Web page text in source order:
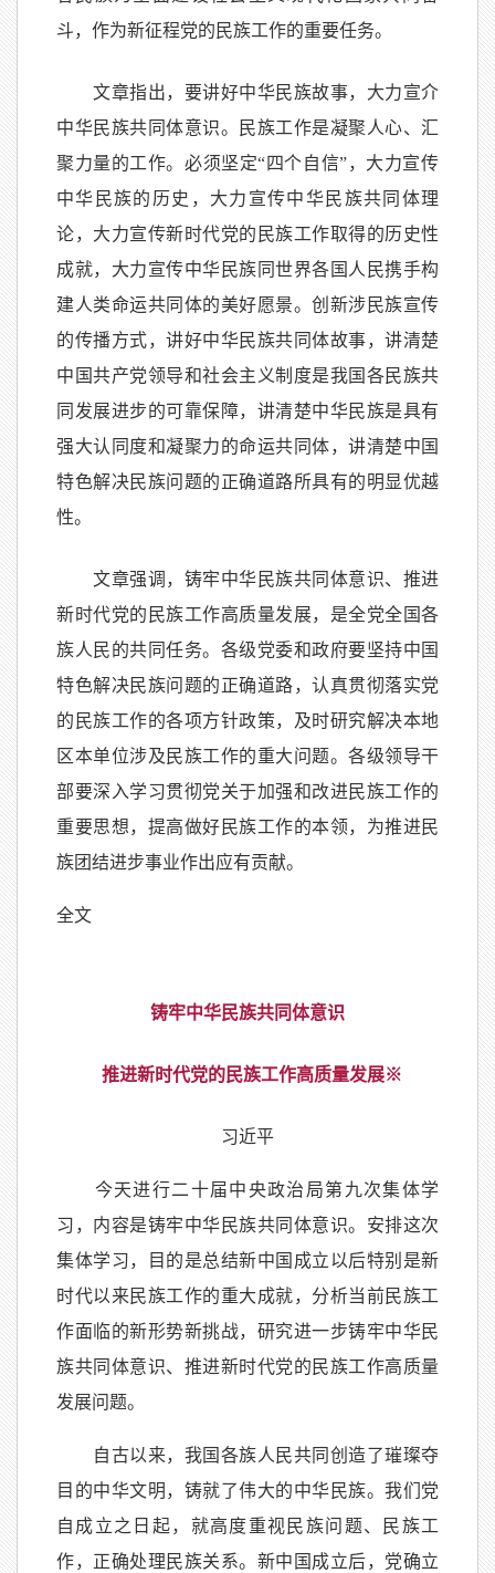
斗，作为新征程党的民族工作的重要任务。
文章指出，要讲好中华民族故事，大力宣介
中华民族共同体意识。民族工作是凝聚人心、汇
聚力量的工作。必须坚定“四个自信”，大力宣传
中华民族的历史，大力宣传中华民族共同体理
论，大力宣传新时代党的民族工作取得的历史性
成就，大力宣传中华民族同世界各国人民携手构
建人类命运共同体的美好愿景。创新涉民族宣传
的传播方式，讲好中华民族共同体故事，讲清楚
中国共产党领导和社会主义制度是我国各民族共
同发展进步的可靠保障，讲清楚中华民族是具有
强大认同度和凝聚力的命运共同体，讲清楚中国
特色解决民族问题的正确道路所具有的明显优越
性。
文章强调，铸牢中华民族共同体意识、推进
新时代党的民族工作高质量发展，是全党全国各
族人民的共同任务。各级党委和政府要坚持中国
特色解决民族问题的正确道路，认真贯彻落实党
的民族工作的各项方针政策，及时研究解决本地
区本单位涉及民族工作的重大问题。各级领导干
部要深入学习贯彻党关于加强和改进民族工作的
重要思想，提高做好民族工作的本领，为推进民
族团结进步事业作出应有贡献。
全文
铸牢中华民族共同体意识
推进新时代党的民族工作高质量发展※
习近平
今天进行二十届中央政治局第九次集体学
习，内容是铸牢中华民族共同体意识。安排这次
集体学习，目的是总结新中国成立以后特别是新
时代以来民族工作的重大成就，分析当前民族工
作面临的新形势新挑战，研究进一步铸牢中华民
族共同体意识、推进新时代党的民族工作高质量
发展问题。
自古以来，我国各族人民共同创造了璀璨夺
目的中华文明，铸就了伟大的中华民族。我们党
自成立之日起，就高度重视民族问题、民族工
作，正确处理民族关系。新中国成立后，党确立